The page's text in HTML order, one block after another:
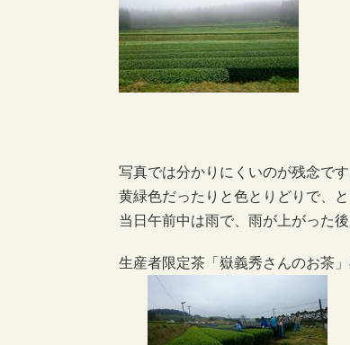
写真では分かりにくいのが残念で
黄緑色だったりと色とりどりで、と
当日午前中は雨で、雨が上がった
生産者限定茶「嶽義秀さんのお茶